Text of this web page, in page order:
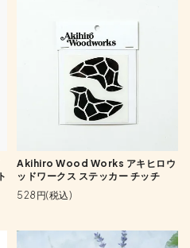
Akihiro Wood Works アキヒロウ
ッドワークス ステッカー チッチ
528円(税込)